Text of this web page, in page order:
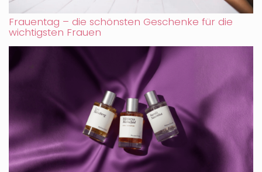
Frauentag – die schönsten Geschenke für die
wichtigsten Frauen